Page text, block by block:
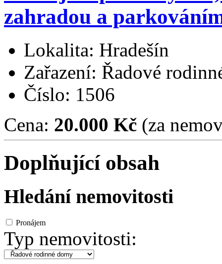
zahradou a
Lokalita: Hradešín
Zařazení: Řadové
Číslo: 1506
Cena: 20.000 Kč (za
Doplňující obsah
Hledání nemovitosti
Pronájem
Typ nemovitosti: